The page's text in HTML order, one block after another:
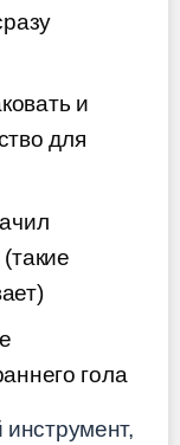
и
для
гола
инструмент,